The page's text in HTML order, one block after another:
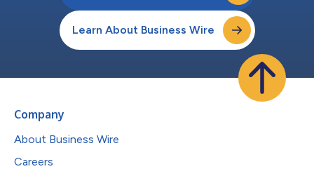
Learn About Business Wire
Company
About Business Wire
Careers